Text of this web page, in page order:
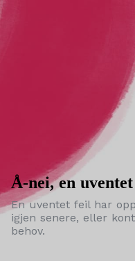
Å-nei, en
En uventet feil har
igjen senere, eller
behov.